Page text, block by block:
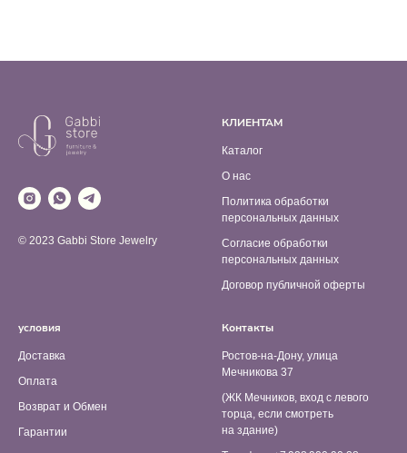
© 2023 Gabbi Store Jewelry
КЛИЕНТАМ
Каталог
О нас
Политика обработки
персональных данных
Согласие обработки
персональных данных
Договор публичной оферты
условия
Доставка
Оплата
Возврат и Обмен
Гарантии
Контакты
Ростов-на-Дону, улица
Мечникова 37
(ЖК Мечников, вход с левого
торца, если смотреть
на здание)